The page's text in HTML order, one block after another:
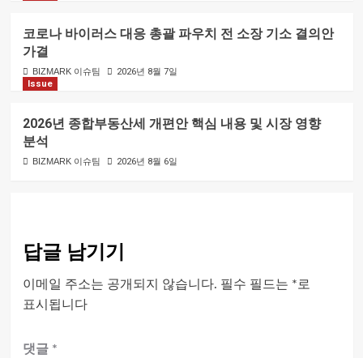
코로나 바이러스 대응 총괄 파우치 전 소장 기소 결의안
가결
BIZMARK 이슈팀
2026년 8월 7일
Issue
2026년 종합부동산세 개편안 핵심 내용 및 시장 영향
분석
BIZMARK 이슈팀 2026년 8월 6일
답글 남기기
이메일 주소는 공개되지 않습니다. 필수 필드는 * 로
표시됩니다
댓글 *